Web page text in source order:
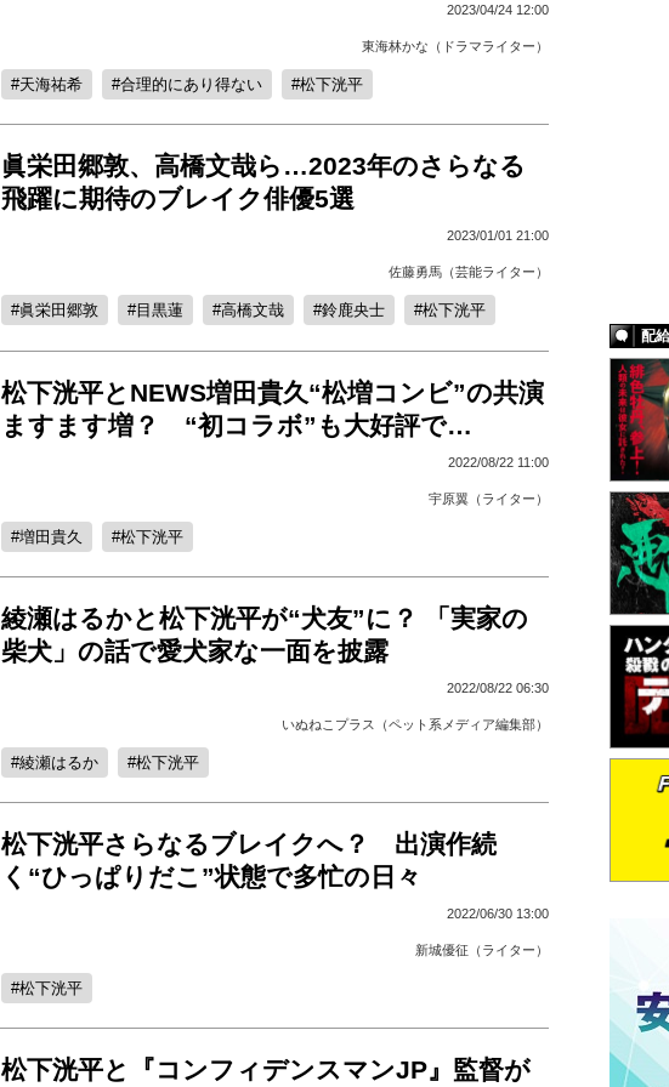
2023/04/24 12:00
東海林かな（ドラマライター）
天海祐希 合理的にあり得ない 松下洸平
眞栄田郷敦、高橋文哉ら…2023年のさらなる
飛躍に期待のブレイク俳優5選
2023/01/01 21:00
佐藤勇馬（芸能ライター）
眞栄田郷敦 目黒蓮 高橋文哉 鈴鹿央士 松下洸平
松下洸平とNEWS増田貴久“松増コンビ”の共演
ますます増？ “初コラボ”も大好評で…
2022/08/22 11:00
宇原翼（ライター）
増田貴久 松下洸平
綾瀬はるかと松下洸平が“犬友”に？ 「実家の
柴犬」の話で愛犬家な一面を披露
2022/08/22 06:30
いぬねこプラス（ペット系メディア編集部）
綾瀬はるか 松下洸平
松下洸平さらなるブレイクへ？ 出演作続
く“ひっぱりだこ”状態で多忙の日々
2022/06/30 13:00
新城優征（ライター）
松下洸平
松下洸平と『コンフィデンスマンJP』監督が
配